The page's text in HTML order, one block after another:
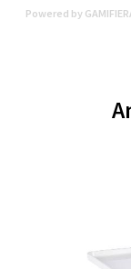
Powered by
Thon